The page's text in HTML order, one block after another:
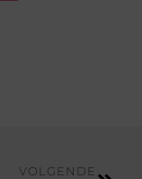
VOLGENDE